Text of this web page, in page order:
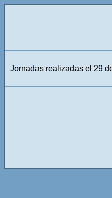
Jornadas realizadas el 29